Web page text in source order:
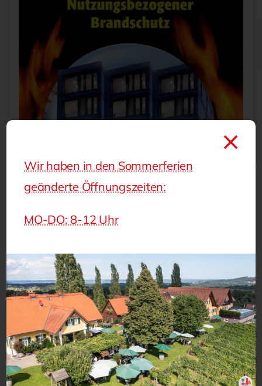
Buch 6: Erweiterte Ausbildung für BSB –
Nutzungsbezogener Brandschutz
Literatur
21,00€ inkl. MwSt.
In den Warenkorb
Wir haben in den Sommerferien
geänderte Öffnungszeiten:
MO-DO: 8-12 Uhr